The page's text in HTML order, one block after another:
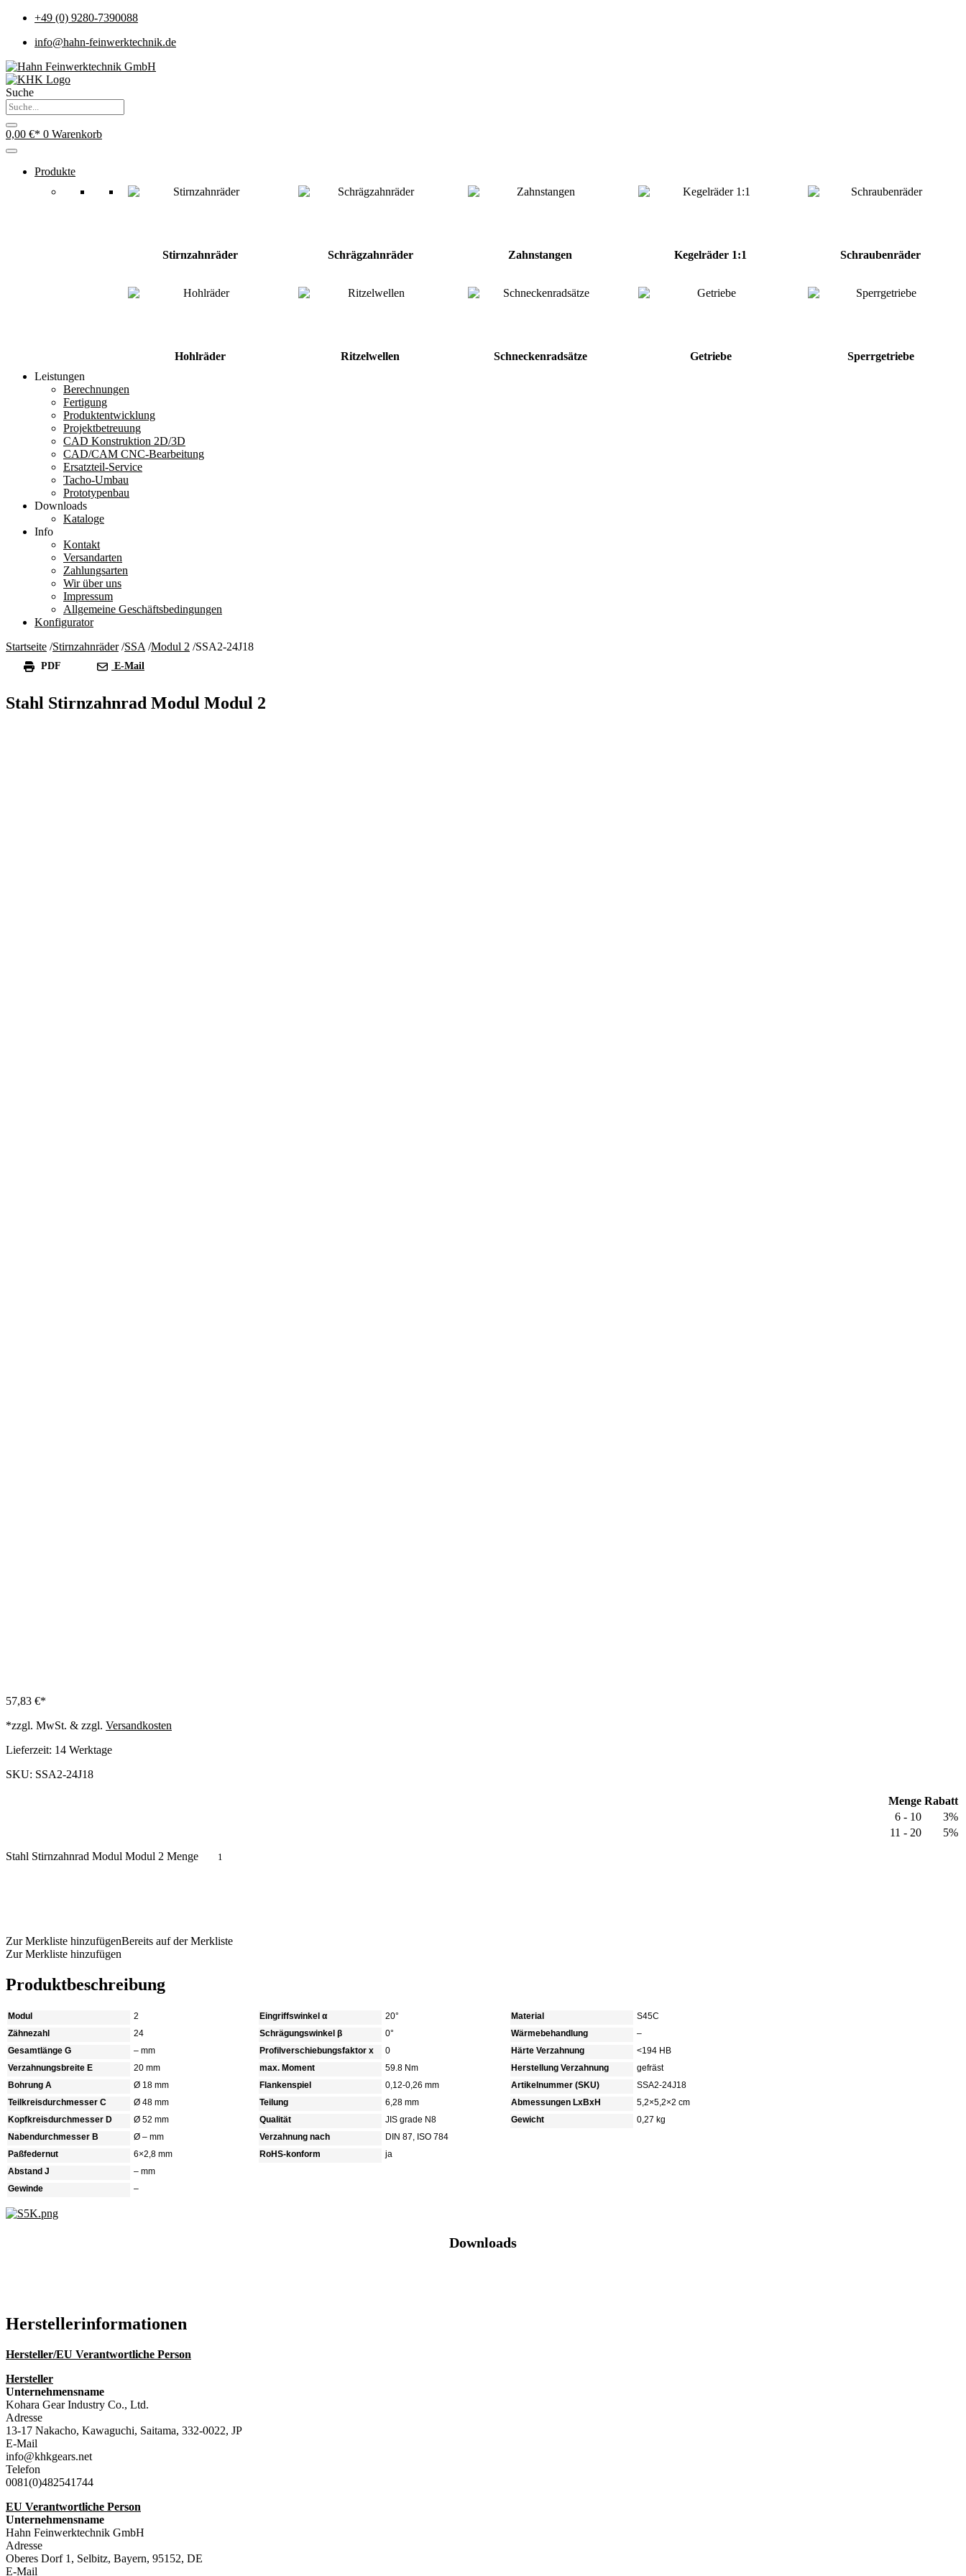
+49 (0) 9280-7390088
info@hahn-feinwerktechnik.de
Suche
0,00 € 0 Warenkorb
Produkte
Stirnzahnräder Schrägzahnräder Zahnstangen Kegelräder 1:1 Schraubenräder
Hohlräder Ritzelwellen Schneckenradsätze Getriebe
Sperrgetriebe
Leistungen
Berechnungen
Fertigung
Produktentwicklung
Projektbetreuung
CAD Konstruktion 2D/3D
CAD/CAM CNC-Bearbeitung
Ersatzteil-Service
Tacho-Umbau
Prototypenbau
Downloads
Kataloge
Info
Kontakt
Versandarten
Zahlungsarten
Wir über uns
Impressum
Allgemeine Geschäftsbedingungen
Konfigurator
Startseite /Stirnzahnräder/SSA /Modul 2 /SSA2-24J18
PDF E-Mail
Stahl Stirnzahnrad Modul Modul 2
57,83 €
*zzgl. MwSt. & zzgl. Versandkosten
Lieferzeit: 14 Werktage
SKU: SSA2-24J18
Menge Rabatt
6 - 10
3%
11 - 20
5%
Stahl Stirnzahnrad Modul Modul 2 Menge
Zur Merkliste hinzufügenBereits auf der Merkliste
Zur Merkliste hinzufügen
Produktbeschreibung
Modul
2
Zähnezahl
24
Gesamtlänge G
– mm
Verzahnungsbreite E
20 mm
Bohrung A
Ø 18 mm
Teilkreisdurchmesser C
Ø 48 mm
Kopfkreisdurchmesser D
Ø 52 mm
Nabendurchmesser B
Ø – mm
Paßfedernut
6×2,8 mm
Abstand J
– mm
Gewinde
–
Eingriffswinkel α
20°
Schrägungswinkel β
0°
Profilverschiebungsfaktor x
0
max. Moment
59.8 Nm
Flankenspiel
0,12-0,26 mm
Teilung
6,28 mm
Qualität
JIS grade N8
Verzahnung nach
DIN 87, ISO 784
RoHS-konform
ja
Material
S45C
Wärmebehandlung
–
Härte Verzahnung
<194 HB
Herstellung Verzahnung
gefräst
Artikelnummer (SKU)
SSA2-24J18
Abmessungen LxBxH
5,2×5,2×2 cm
Gewicht
0,27 kg
Downloads
Hersteller­informationen
Hersteller/EU Verantwortliche Person
Hersteller
Unternehmensname
Kohara Gear Industry Co., Ltd.
Adresse
13-17 Nakacho, Kawaguchi, Saitama, 332-0022, JP
E-Mail
info@khkgears.net
Telefon
0081(0)482541744
EU Verantwortliche Person
Unternehmensname
Hahn Feinwerktechnik GmbH
Adresse
Oberes Dorf 1, Selbitz, Bayern, 95152, DE
E-Mail